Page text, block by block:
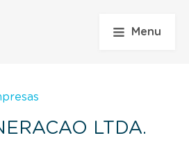
Menu
LTDA.